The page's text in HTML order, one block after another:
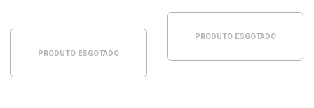
PRODUTO ESGOTADO
PRODUTO ESGOTADO